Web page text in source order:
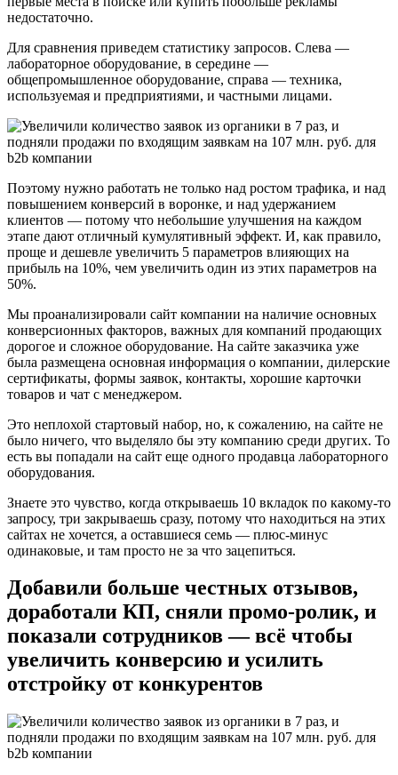
недостаточно.
Для сравнения приведем статистику запросов. Слева —
лабораторное оборудование, в середине —
общепромышленное оборудование, справа — техника,
используемая и предприятиями, и частными лицами.
Поэтому нужно работать не только над ростом трафика, и над
повышением конверсий в воронке, и над удержанием
клиентов — потому что небольшие улучшения на каждом
этапе дают отличный кумулятивный эффект. И, как правило,
проще и дешевле увеличить 5 параметров влияющих на
прибыль на 10%, чем увеличить один из этих параметров на
50%.
Мы проанализировали сайт компании на наличие основных
конверсионных факторов, важных для компаний продающих
дорогое и сложное оборудование. На сайте заказчика уже
была размещена основная информация о компании, дилерские
сертификаты, формы заявок, контакты, хорошие карточки
товаров и чат с менеджером.
Это неплохой стартовый набор, но, к сожалению, на сайте не
было ничего, что выделяло бы эту компанию среди других. То
есть вы попадали на сайт еще одного продавца лабораторного
оборудования.
Знаете это чувство, когда открываешь 10 вкладок по какому-то
запросу, три закрываешь сразу, потому что находиться на этих
сайтах не хочется, а оставшиеся семь — плюс-минус
одинаковые, и там просто не за что зацепиться.
Добавили больше честных отзывов,
доработали КП, сняли промо-ролик, и
показали сотрудников — всё чтобы
увеличить конверсию и усилить
отстройку от конкурентов